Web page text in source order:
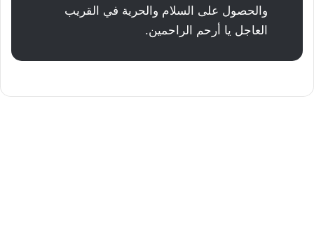
والحصول على السلام والحرية في القريب
العاجل يا أرحم الراحمين.